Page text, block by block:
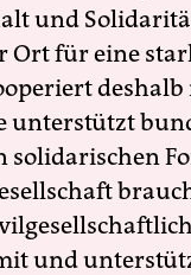
und
Ort für eine
unterstützt
solidarischen
und